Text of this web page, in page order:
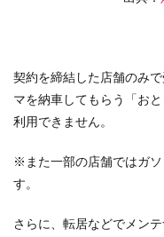
契約を締結した店舗のみ
マを納車してもらう「お
利用できません。
※また一部の店舗ではガ
す。
さらに、転居などでメン